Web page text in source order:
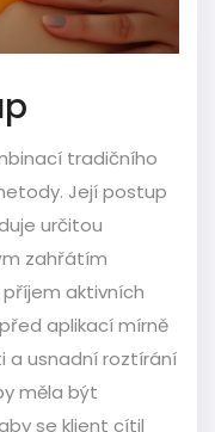
tradičního
Její postup
určitou
zahřátím
aktivních
aplikací mírně
a usnadní roztírání
měla být
se klient cítil